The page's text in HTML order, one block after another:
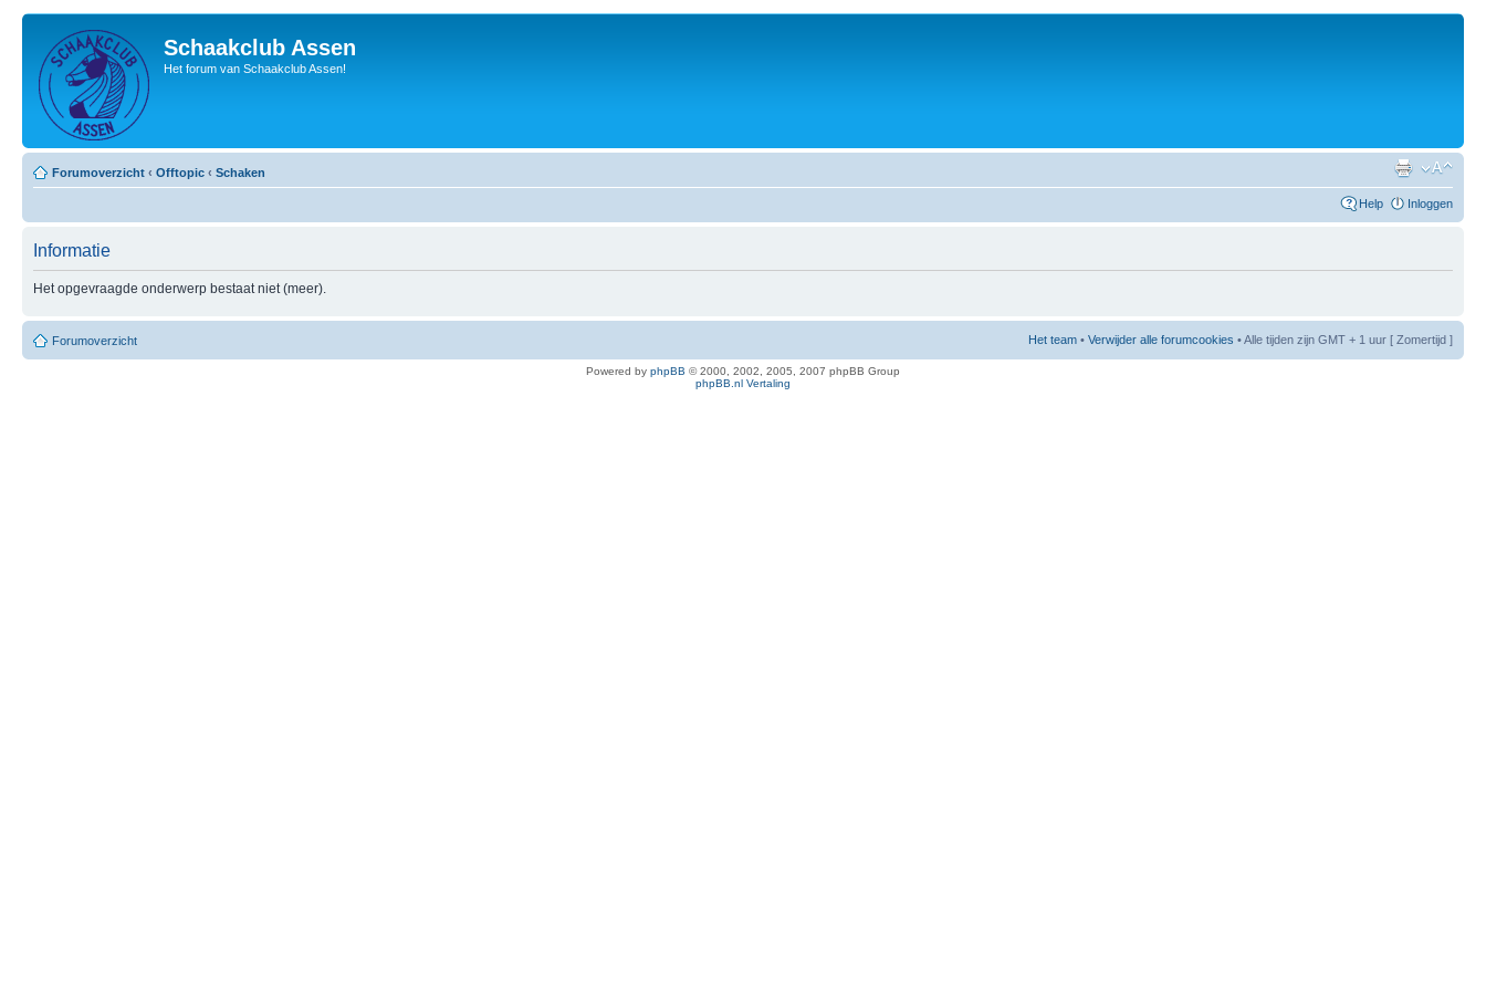
Schaakclub Assen
Het forum van Schaakclub Assen!
Forumoverzicht ‹ Offtopic ‹ Schaken
Help Inloggen
Informatie
Het opgevraagde onderwerp bestaat niet (meer).
Forumoverzicht Het team • Verwijder alle forumcookies • Alle tijden zijn GMT + 1 uur [ Zomertijd ]
Powered by phpBB © 2000, 2002, 2005, 2007 phpBB Group
phpBB.nl Vertaling